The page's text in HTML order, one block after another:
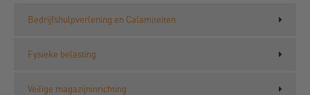
Bedrijfshulpverlening en Calamiteiten
Fysieke belasting
Veilige magazijninrichting